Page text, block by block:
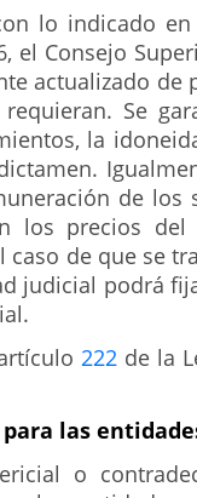
lo indicado
el Consejo
actualizado de
Se
la
de los
los precios del
caso de que se
judicial podrá
222 de la
para las
o